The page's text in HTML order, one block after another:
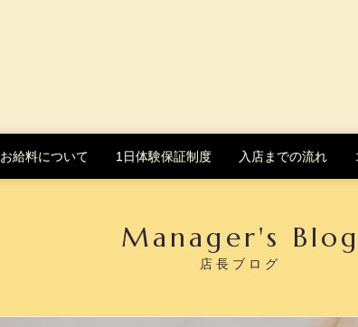
お給料について 1日体験保証制度 入店までの流れ
Manager's Blog
店長ブログ